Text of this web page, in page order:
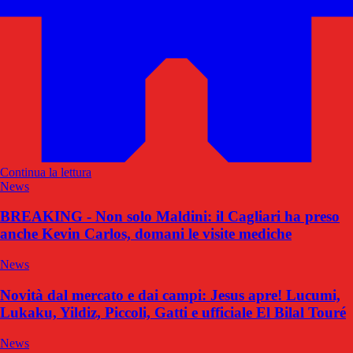
Continua la lettura
News
BREAKING - Non solo Maldini: il Cagliari ha preso
anche Kevin Carlos, domani le visite mediche
News
Novità dal mercato e dai campi: Jesus apre! Lucumi,
Lukaku, Yildiz, Piccoli, Gatti e ufficiale El Bilal Touré
News